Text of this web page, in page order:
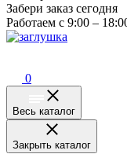
Забери заказ сегодня
Работаем с 9:00 –
0
Весь каталог
Закрыть каталог